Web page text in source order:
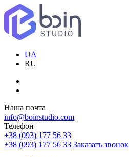
UA
RU
Наша почта
info@boinstudio.com
Телефон
+38 (093) 177 56 33
+38 (093) 177 56 33 Заказать звонок